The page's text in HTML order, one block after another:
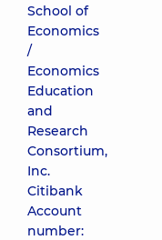
School of
Economics
/
Economics
Education
and
Research
Consortium,
Inc.
Citibank
Account
number: